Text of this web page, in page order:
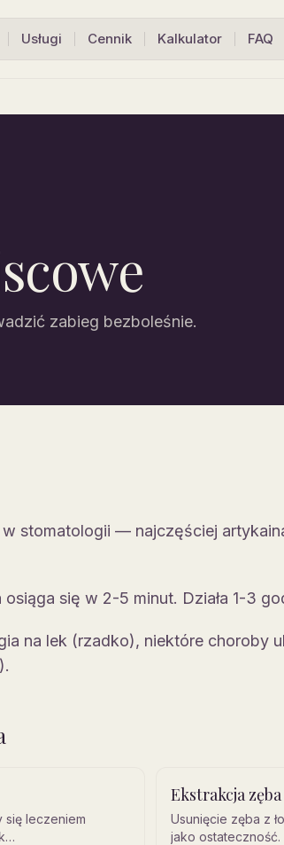
Usługi Cennik Kalkulator FAQ
zabieg bezboleśnie.
stomatologii — najczęściej
osiąga się w 2-5 minut. Działa 1-3
na lek (rzadko), niektóre choroby
się leczeniem
Ekstrakcja zęba
Usunięcie zęba z
jako ostateczność.